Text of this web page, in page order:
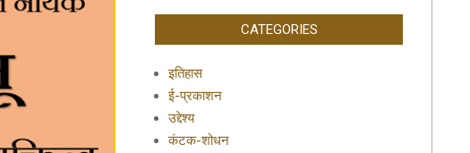
CATEGORIES
इतिहास
ई-प्रकाशन
उद्देश्य
कंटक-शोधन